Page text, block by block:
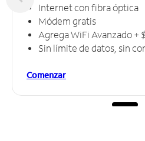
Internet con fibra óptica
Módem gratis
Agrega WiFi Avanzado +
Sin límite de datos, sin
Comenzar